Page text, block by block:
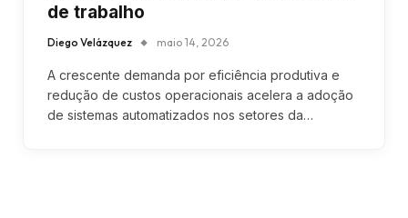
de trabalho
Diego Velázquez maio 14, 2026
A crescente demanda por eficiência produtiva e
redução de custos operacionais acelera a adoção
de sistemas automatizados nos setores da…